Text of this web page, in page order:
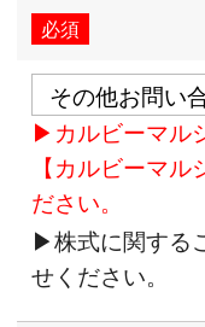
必須
▶カルビーマル
【カルビーマル
ださい。
▶株式に関する
せください。